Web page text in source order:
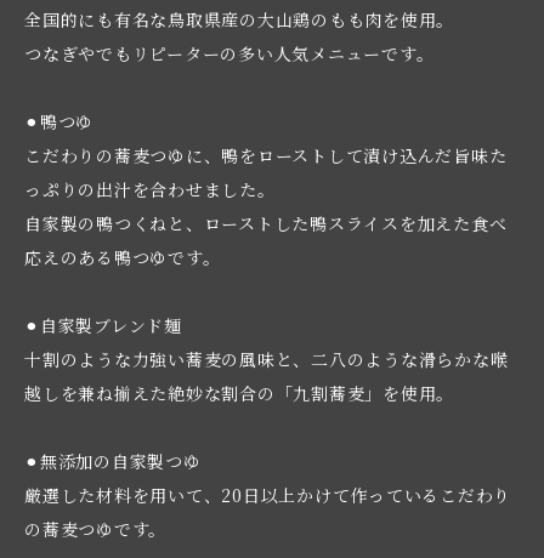
全国的にも有名な鳥取県産の大山鶏のもも肉を使用。
つなぎやでもリピーターの多い人気メニューです。
⚫︎鴨つゆ
こだわりの蕎麦つゆに、鴨をローストして漬け込んだ旨味た
っぷりの出汁を合わせました。
自家製の鴨つくねと、ローストした鴨スライスを加えた食べ
応えのある鴨つゆです。
⚫︎自家製ブレンド麺
十割のような力強い蕎麦の風味と、二八のような滑らかな喉
越しを兼ね揃えた絶妙な割合の「九割蕎麦」を使用。
⚫︎無添加の自家製つゆ
厳選した材料を用いて、20日以上かけて作っているこだわり
の蕎麦つゆです。